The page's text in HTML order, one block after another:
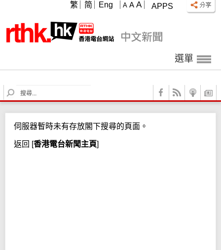
APPS
A A A
繁 简 Eng
選單
S
e
c
h
伺服器暫時未有存放閣下搜尋的頁面。
返回 [香港電台新聞主頁]